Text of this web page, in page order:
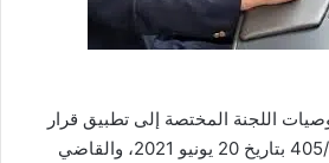
اللجنة المختصة إلى تطبيق قرار
مجلس الإدارة رقم 405/9973 بتاريخ 20 يونيو 2021، والقاضي